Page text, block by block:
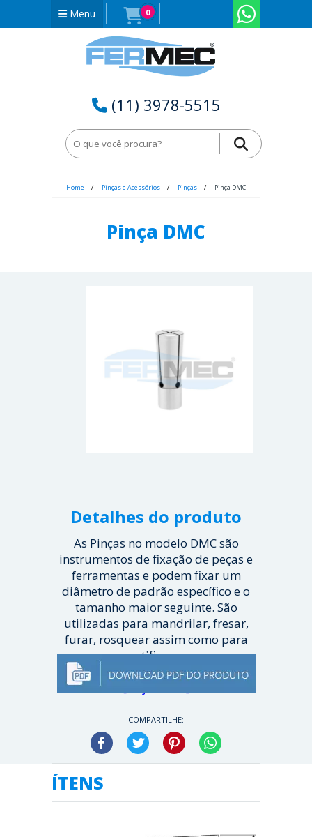
Menu 0
(11) 3978-5515
Home Pinças e Acessórios Pinças Pinça DMC
Pinça DMC
Detalhes do produto
As Pinças no modelo DMC são
instrumentos de fixação de peças e
ferramentas e podem fixar um
diâmetro de padrão específico e o
tamanho maior seguinte. São
utilizadas para mandrilar, fresar,
furar, rosquear assim como para
retificar...
COMPARTILHE:
Facebook Twitter Pinterest
ÍTENS